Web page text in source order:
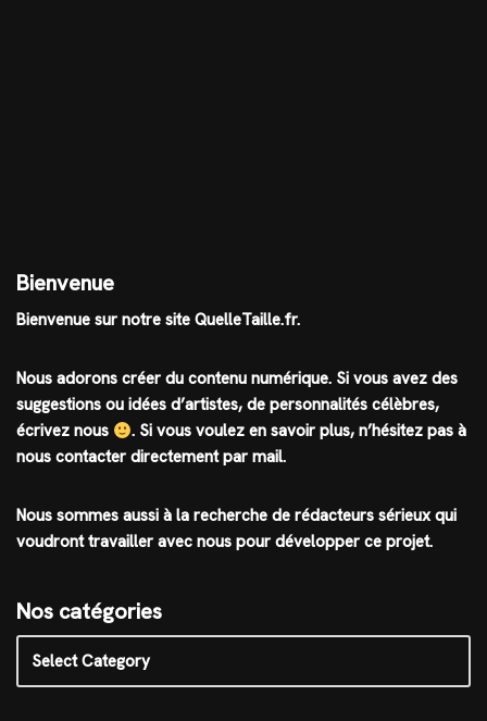
Bienvenue
Bienvenue sur notre site QuelleTaille.fr.
Nous adorons créer du contenu numérique. Si vous avez des
suggestions ou idées d’artistes, de personnalités célèbres,
écrivez nous
. Si vous voulez en savoir plus, n’hésitez pas à
nous contacter directement par mail.
Nous sommes aussi à la recherche de rédacteurs sérieux qui
voudront travailler avec nous pour développer ce projet.
Nos catégories